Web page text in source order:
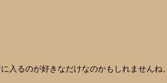
入るのが好きなだけなのかもしれませんね。